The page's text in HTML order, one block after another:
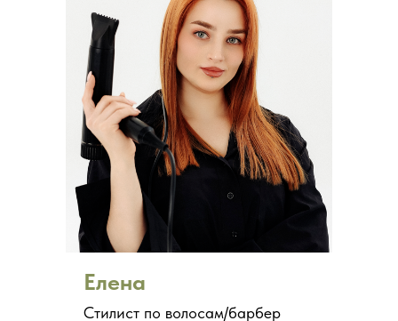
Елена
Стилист по волосам/барбер